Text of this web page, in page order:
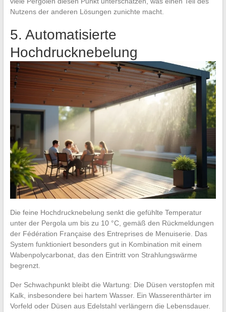
Nutzens der anderen Lösungen zunichte macht.
5. Automatisierte
Hochdrucknebelung
Die feine Hochdrucknebelung senkt die gefühlte Temperatur
unter der Pergola um bis zu 10 °C, gemäß den Rückmeldungen
der Fédération Française des Entreprises de Menuiserie. Das
System funktioniert besonders gut in Kombination mit einem
Wabenpolycarbonat, das den Eintritt von Strahlungswärme
begrenzt.
Der Schwachpunkt bleibt die Wartung: Die Düsen verstopfen mit
Kalk, insbesondere bei hartem Wasser. Ein Wasserenthärter im
Vorfeld oder Düsen aus Edelstahl verlängern die Lebensdauer.